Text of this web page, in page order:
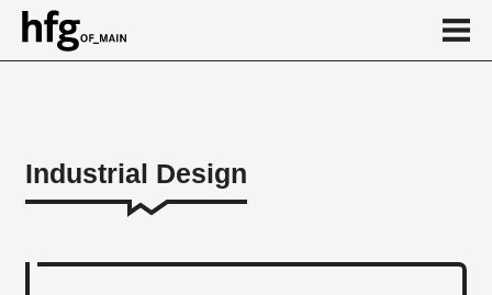
Über
Industrial Design